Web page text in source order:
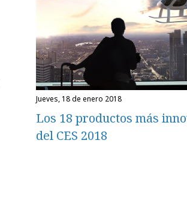
jueves, 18 de enero 2018
Los 18 productos más
del CES 2018